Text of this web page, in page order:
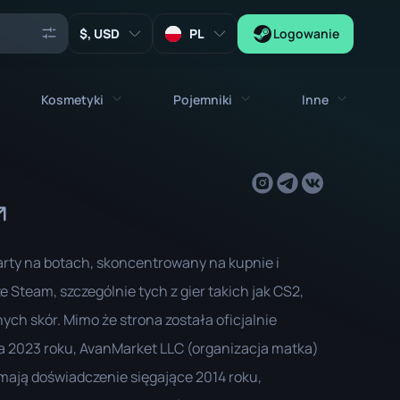
, USD PL Logowanie
Kosmetyki
Graffiti
Łatki
Pojemniki
Kapsuła Autografów
Kapsuła Naklejek
Skrzynka z Muzyką
Inne
Kolekcjonerskie
Zeus x27
na botach, skoncentrowany na kupnie i
Steam, szczególnie tych z gier takich jak CS2,
skór. Mimo że strona została oficjalnie
roku, AvanMarket LLC (organizacja matka)
doświadczenie sięgające 2014 roku,